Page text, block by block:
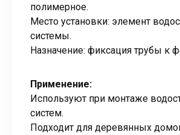
полимерное.
Место установки: элемент
системы.
Назначение: фиксация трубы к
Применение:
Используют при монтаже
систем.
Подходит для деревянных